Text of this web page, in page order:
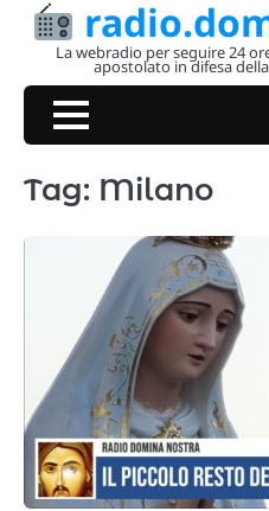
Skip
La webradio per seguire 24
apostolato in difesa
Tag: Milano